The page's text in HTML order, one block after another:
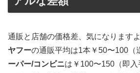
通販と店舗の価格差、気になりますよ
ヤフーの通販平均は1本￥50〜100（
ーパー/コンビニは￥100〜150（即入